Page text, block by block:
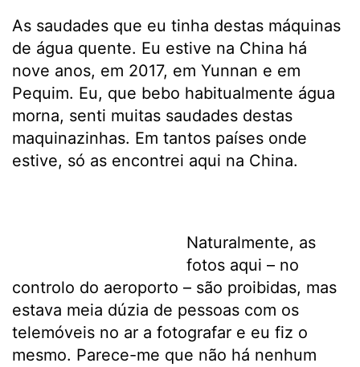
As saudades que eu tinha destas máquinas
de água quente. Eu estive na China há
nove anos, em 2017, em Yunnan e em
Pequim. Eu, que bebo habitualmente água
morna, senti muitas saudades destas
maquinazinhas. Em tantos países onde
estive, só as encontrei aqui na China.
Naturalmente, as
fotos aqui – no
controlo do aeroporto – são proibidas, mas
estava meia dúzia de pessoas com os
telemóveis no ar a fotografar e eu fiz o
mesmo. Parece-me que não há nenhum